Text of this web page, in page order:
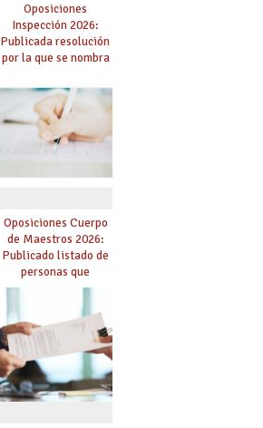
Oposiciones
Inspección 2026:
Publicada resolución
por la que se nombra
prácticas, se regulan
dichas prácticas y se
convoca acto público
de adjudicación
Oposiciones Cuerpo
de Maestros 2026:
Publicado listado de
personas que
adquieren nueva
especialidad